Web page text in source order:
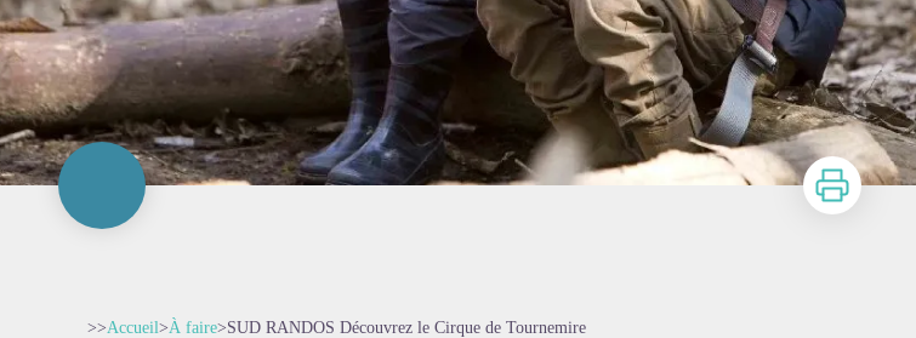
Imprimer
>>Accueil>À faire>SUD RANDOS Découvrez le Cirque de Tournemire